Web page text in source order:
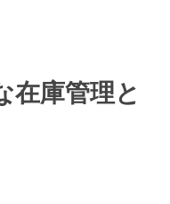
在庫管理と